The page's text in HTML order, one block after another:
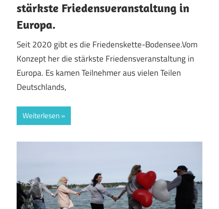
stärkste Friedensveranstaltung in
Europa.
Seit 2020 gibt es die Friedenskette-Bodensee.Vom
Konzept her die stärkste Friedensveranstaltung in
Europa. Es kamen Teilnehmer aus vielen Teilen
Deutschlands,
Weiterlesen